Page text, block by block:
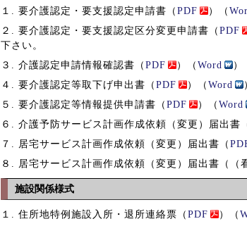
１. 要介護認定・要支援認定申請書（PDF ）（
２. 要介護認定・要支援認定区分変更申請書（PDF
下さい。
３. 介護認定申請情報確認書（PDF ）（Word
）
４. 要介護認定等取下げ申出書（PDF ）（Word
５. 要介護認定等情報提供申請書（PDF ）（Word
６. 介護予防サービス計画作成依頼（変更）届出書
７. 居宅サービス計画作成依頼（変更）届出書（
８. 居宅サービス計画作成依頼（変更）届出書（（
施設関係様式
１. 住所地特例施設入所・退所連絡票（PDF ）（